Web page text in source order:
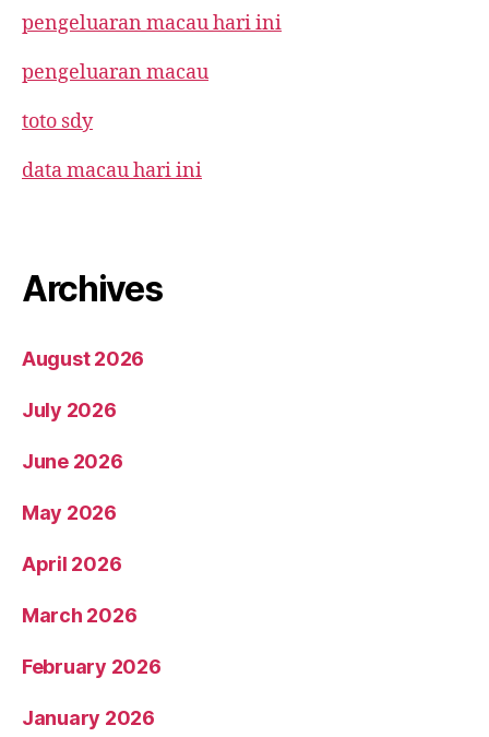
pengeluaran macau hari ini
pengeluaran macau
toto sdy
data macau hari ini
Archives
August 2026
July 2026
June 2026
May 2026
April 2026
March 2026
February 2026
January 2026